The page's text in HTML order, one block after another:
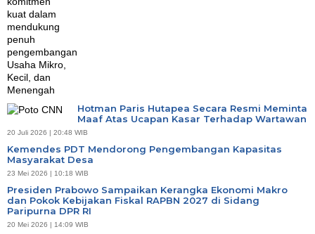
Hotman Paris Hutapea Secara Resmi Meminta
Maaf Atas Ucapan Kasar Terhadap Wartawan
20 Juli 2026 | 20:48 WIB
Kemendes PDT Mendorong Pengembangan Kapasitas
Masyarakat Desa
23 Mei 2026 | 10:18 WIB
Presiden Prabowo Sampaikan Kerangka Ekonomi Makro
dan Pokok Kebijakan Fiskal RAPBN 2027 di Sidang
Paripurna DPR RI
20 Mei 2026 | 14:09 WIB